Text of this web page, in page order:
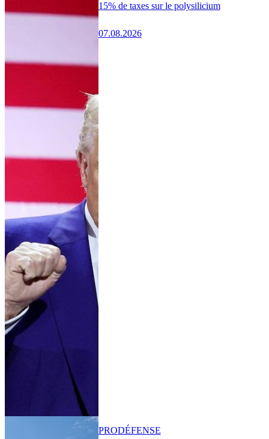
15% de taxes sur le polysilicium
07.08.2026
PRODÉFENSE